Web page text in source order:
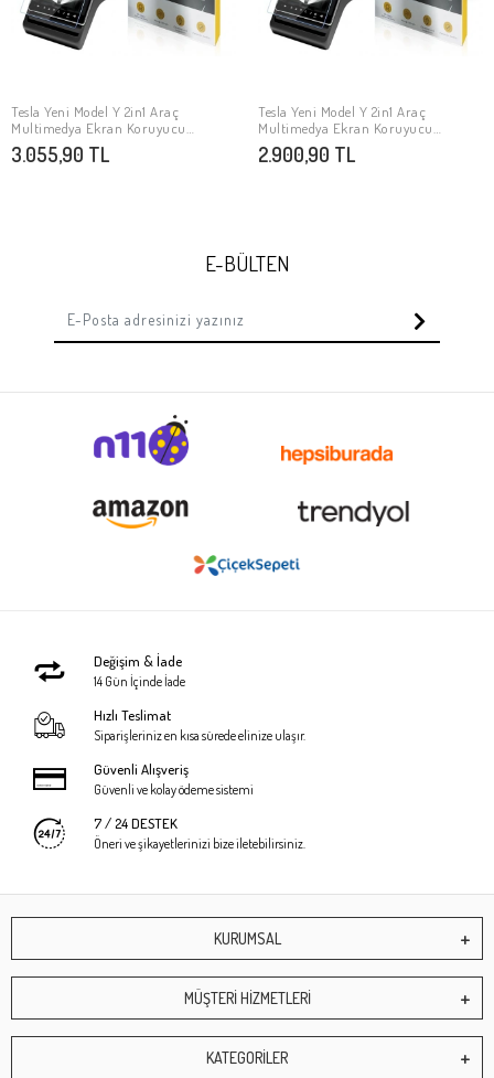
SEPETE EKLE
Tesla Yeni Model Y 2in1 Araç
Multimedya Ekran Koruyucu
Uygulama Aparatlı Zore Premium
Mat Temperli Cam Ekran Koruyucu
3.055,90 TL
SEPETE EKLE
Tesla Yeni Model Y 2in1 Araç
Multimedya Ekran Koruyucu
Uygulama Aparatlı Zore Premium
Temperli Cam Ekran Koruyucu
2.900,90 TL
E-BÜLTEN
Değişim & İade
14 Gün İçinde İade
Hızlı Teslimat
Siparişleriniz en kısa sürede elinize ulaşır.
Güvenli Alışveriş
Güvenli ve kolay ödeme sistemi
7 / 24 DESTEK
Öneri ve şikayetlerinizi bize iletebilirsiniz.
KURUMSAL
MÜŞTERİ HİZMETLERİ
KATEGORİLER